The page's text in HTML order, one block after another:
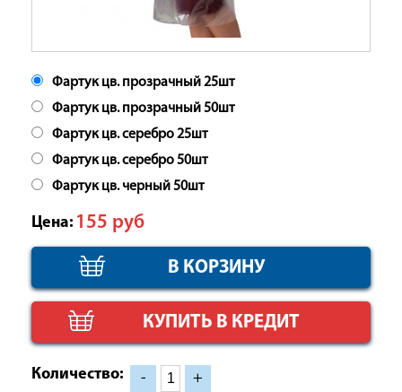
Фартук цв. прозрачный 25шт
Фартук цв. прозрачный 50шт
Фартук цв. серебро 25шт
Фартук цв. серебро 50шт
Фартук цв. черный 50шт
Цена: 155 руб
КУПИТЬ В КРЕДИТ
Количество: - +